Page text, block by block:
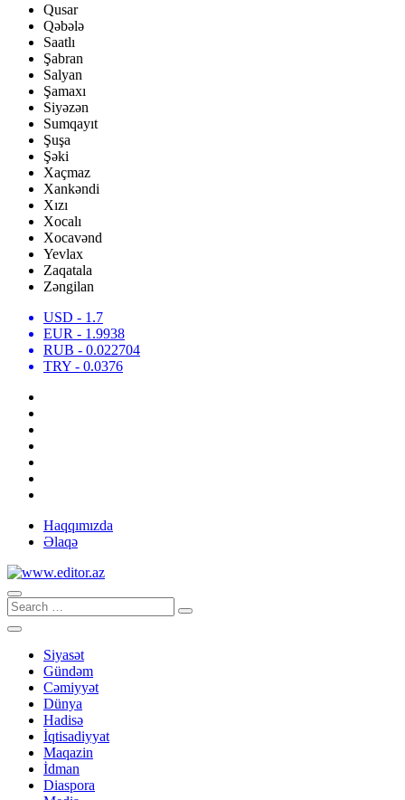
Qusar
Qəbələ
Saatlı
Şabran
Salyan
Şamaxı
Siyəzən
Sumqayıt
Şuşa
Şəki
Xaçmaz
Xankəndi
Xızı
Xocalı
Xocavənd
Yevlax
Zaqatala
Zəngilan
USD - 1.7
EUR - 1.9938
RUB - 0.022704
TRY - 0.0376
Haqqımızda
Əlaqə
Siyasət
Gündəm
Cəmiyyət
Dünya
Hadisə
İqtisadiyyat
Maqazin
İdman
Diaspora